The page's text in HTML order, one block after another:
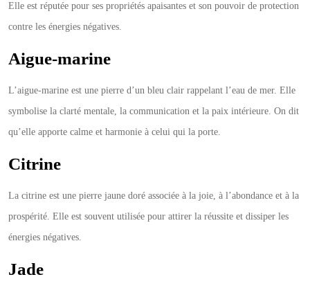
Elle est réputée pour ses propriétés apaisantes et son pouvoir de protection
contre les énergies négatives.
Aigue-marine
L’aigue-marine est une pierre d’un bleu clair rappelant l’eau de mer. Elle
symbolise la clarté mentale, la communication et la paix intérieure. On dit
qu’elle apporte calme et harmonie à celui qui la porte.
Citrine
La citrine est une pierre jaune doré associée à la joie, à l’abondance et à la
prospérité. Elle est souvent utilisée pour attirer la réussite et dissiper les
énergies négatives.
Jade